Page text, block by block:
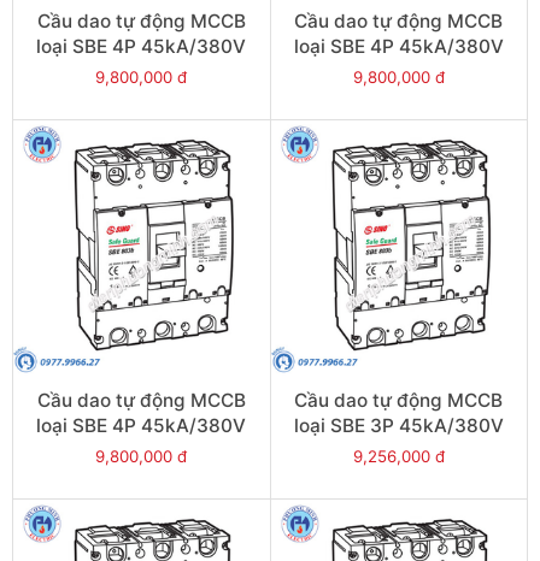
Cầu dao tự động MCCB
loại SBE 4P 45kA/380V
630A - Model
9,800,000 đ
Cầu dao tự động MCCB
loại SBE 4P 45kA/380V
600A - Model
9,800,000 đ
Cầu dao tự động MCCB
loại SBE 4P 45kA/380V
500A - Model
9,800,000 đ
Cầu dao tự động MCCB
loại SBE 3P 45kA/380V
800A - Model
9,256,000 đ